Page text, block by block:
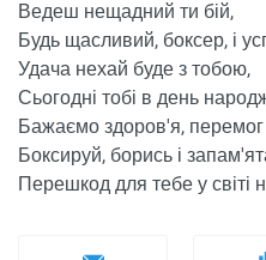
Ведеш нещадний ти бій,
Будь щасливий, боксер, і
Удача нехай буде з тобою,
Сьогодні тобі в день
Бажаємо здоров'я, перемог
Боксируй, борись і
Перешкод для тебе у світі